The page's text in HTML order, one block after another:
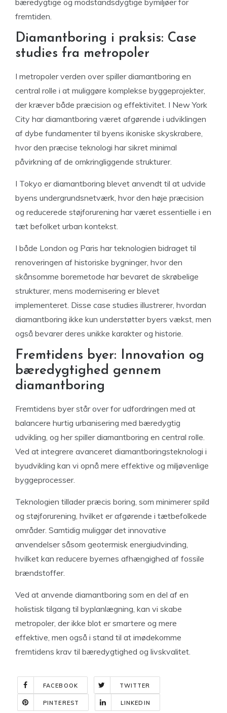
bæredygtige og modstandsdygtige bymiljøer for
fremtiden.
Diamantboring i praksis: Case
studies fra metropoler
I metropoler verden over spiller diamantboring en
central rolle i at muliggøre komplekse byggeprojekter,
der kræver både præcision og effektivitet. I New York
City har diamantboring været afgørende i udviklingen
af dybe fundamenter til byens ikoniske skyskrabere,
hvor den præcise teknologi har sikret minimal
påvirkning af de omkringliggende strukturer.
I Tokyo er diamantboring blevet anvendt til at udvide
byens undergrundsnetværk, hvor den høje præcision
og reducerede støjforurening har været essentielle i en
tæt befolket urban kontekst.
I både London og Paris har teknologien bidraget til
renoveringen af historiske bygninger, hvor den
skånsomme boremetode har bevaret de skrøbelige
strukturer, mens modernisering er blevet
implementeret. Disse case studies illustrerer, hvordan
diamantboring ikke kun understøtter byers vækst, men
også bevarer deres unikke karakter og historie.
Fremtidens byer: Innovation og
bæredygtighed gennem
diamantboring
Fremtidens byer står over for udfordringen med at
balancere hurtig urbanisering med bæredygtig
udvikling, og her spiller diamantboring en central rolle.
Ved at integrere avanceret diamantboringsteknologi i
byudvikling kan vi opnå mere effektive og miljøvenlige
byggeprocesser.
Teknologien tillader præcis boring, som minimerer spild
og støjforurening, hvilket er afgørende i tætbefolkede
områder. Samtidig muliggør det innovative
anvendelser såsom geotermisk energiudvinding,
hvilket kan reducere byernes afhængighed af fossile
brændstoffer.
Ved at anvende diamantboring som en del af en
holistisk tilgang til byplanlægning, kan vi skabe
metropoler, der ikke blot er smartere og mere
effektive, men også i stand til at imødekomme
fremtidens krav til bæredygtighed og livskvalitet.
FACEBOOK TWITTER
PINTEREST LINKEDIN